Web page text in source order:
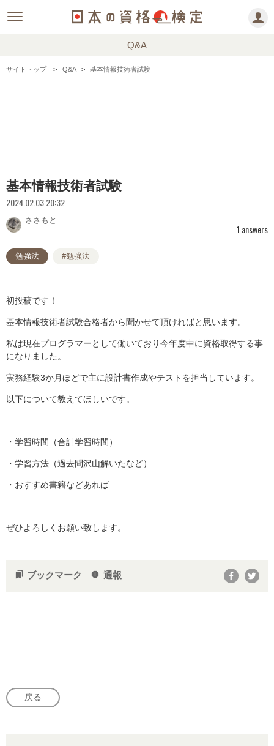
Q&A
サイトトップ Q&A 基本情報技術者試験
基本情報技術者試験
2024.02.03 20:32
ささもと
1 answers
勉強法 #勉強法
初投稿です！
基本情報技術者試験合格者から聞かせて頂ければと思います。
私は現在プログラマーとして働いており今年度中に資格取得する事
になりました。
実務経験3か月ほどで主に設計書作成やテストを担当しています。
以下について教えてほしいです。
・学習時間（合計学習時間）
・学習方法（過去問沢山解いたなど）
・おすすめ書籍などあれば
ぜひよろしくお願い致します。
bookmarks ブックマーク report 通報
戻る